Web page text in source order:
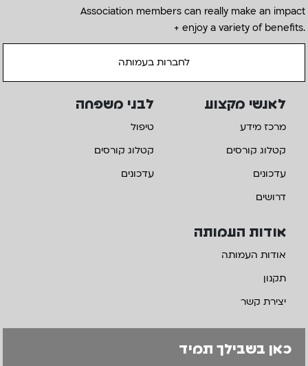
Association members can really make an impact
+ enjoy a variety of benefits.
לחברות בעמותה
אודות העמותה
אודות העמותה
תקנון
יצירת קשר
לאנשי מקצוע
מרכז מידע
קטלוג קורסים
עדכונים
דרושים
לבני משפחה
טיפול
קטלוג קורסים
עדכונים
כאן בשבילך תמיד